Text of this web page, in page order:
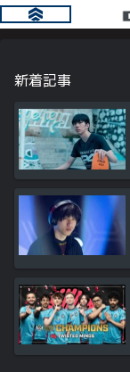
新着記事